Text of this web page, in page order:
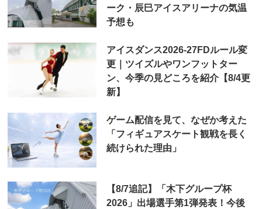
ーク・辰巳アイスアリーナの気温
予想も
アイスダンス2026-27FDルール変
更｜ツイズルやワンフットター
ン、今季の見どころを紹介【8/4更
新】
ゲーム配信を見て、なぜか考えた
「フィギュアスケート観戦を長く
続けられた理由」
【8/7追記】「木下グループ杯
2026」出場選手第1弾発表！今後